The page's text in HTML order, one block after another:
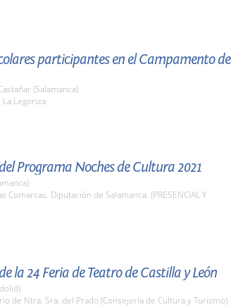
participantes en el Campamento de
(Salamanca)
Legoriza
Programa Noches de Cultura 2021
Comarcas. Diputación de Salamanca. (PRESENCIAL Y
la 24 Feria de Teatro de Castilla y León
de Ntra. Sra. del Prado (Consejería de Cultura y Turismo)